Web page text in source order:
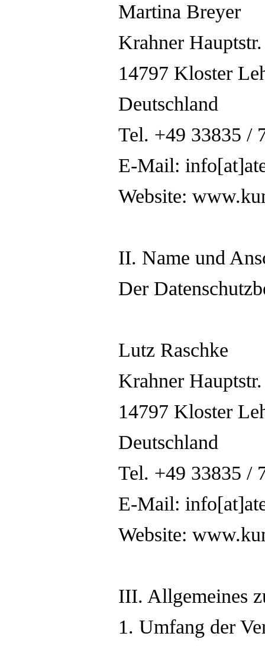
Martina Breyer
Krahner
14797 Kloster
Deutschland
Tel. +49 33835 /
E-Mail:
Website:
II. Name und
Der
Lutz Raschke
Krahner
14797 Kloster
Deutschland
Tel. +49 33835 /
E-Mail:
Website:
III. Allgemeines
1. Umfang der